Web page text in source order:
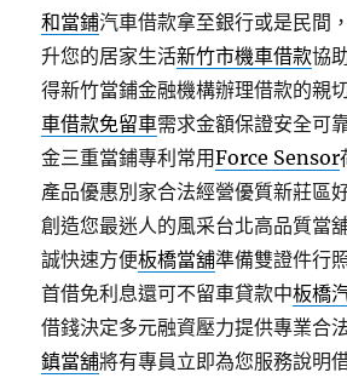
和當鋪汽車借款拿至銀行或是民間
升您的居家生活新竹市機車借款協
得新竹當鋪金融機構辦理借款的親
車借款免留車需求金額保證安全可
金三重當鋪專利常用Force Sensor
產品優惠別家合法經營優質新莊區
創造您最迷人的風采台北高品質當
誠快速方便板橋當舖準備雙證件行
首借免利息還可不留車貸款中板橋
借錢決定多元融資壓力提供專業合
鎮當舖將有專員立即為您服務說明